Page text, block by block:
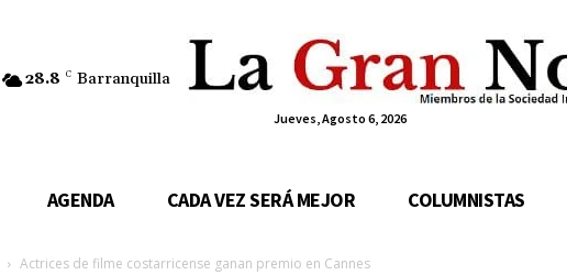
28.8 C Barranquilla
Jueves, Agosto 6, 2026
AGENDA CADA VEZ SERÁ MEJOR COLUMNISTAS
Actrices de filme costarricense ganan premio en Cannes